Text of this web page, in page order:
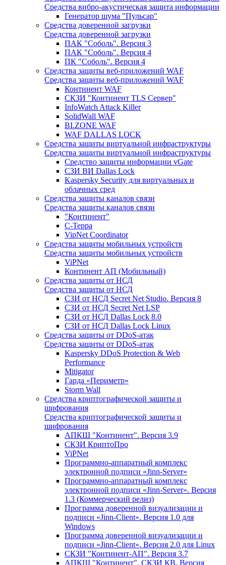
Средства вибро-акустическая защита информации
Генератор шума "Пульсар"
Средства доверенной загрузки
Средства доверенной загрузки
ПАК "Соболь". Версия 3
ПАК "Соболь". Версия 4
ПК "Соболь". Версия 4
Средства защиты веб-приложений WAF
Средства защиты веб-приложений WAF
Континент WAF
СКЗИ "Континент TLS Сервер"
InfoWatch Attack Killer
SolidWall WAF
BI.ZONE WAF
WAF DALLAS LOCK
Средства защиты виртуальной инфраструктуры
Средства защиты виртуальной инфраструктуры
Средство защиты информации vGate
СЗИ ВИ Dallas Lock
Kaspersky Security для виртуальных и
облачных сред
Средства защиты каналов связи
Средства защиты каналов связи
"Континент"
С-Терра
VipNet Coordinator
Средства защиты мобильных устройств
Средства защиты мобильных устройств
ViPNet
Континент АП (Мобильный)
Средства защиты от НСД
Средства защиты от НСД
СЗИ от НСД Secret Net Studio. Версия 8
СЗИ от НСД Secret Net LSP
СЗИ от НСД Dallas Lock 8.0
СЗИ от НСД Dallas Lock Linux
Средства защиты от DDoS-атак
Средства защиты от DDoS-атак
Kaspersky DDoS Protection & Web
Performance
Mitigator
Гарда «Периметр»
Storm Wall
Средства криптографической защиты и
шифрования
Средства криптографической защиты и
шифрования
АПКШ "Континент". Версия 3.9
СКЗИ КриптоПро
ViPNet
Программно-аппаратный комплекс
электронной подписи «Jinn-Server»
Программно-аппаратный комплекс
электронной подписи «Jinn-Server». Версия
1.3 (Коммерческий релиз)
Программа доверенной визуализации и
подписи «Jinn-Client». Версия 1.0 для
Windows
Программа доверенной визуализации и
подписи «Jinn-Client». Версия 2.0 для Linux
СКЗИ "Континент-АП". Версия 3.7
АПКШ "Континент". СКЗИ КВ. Версия